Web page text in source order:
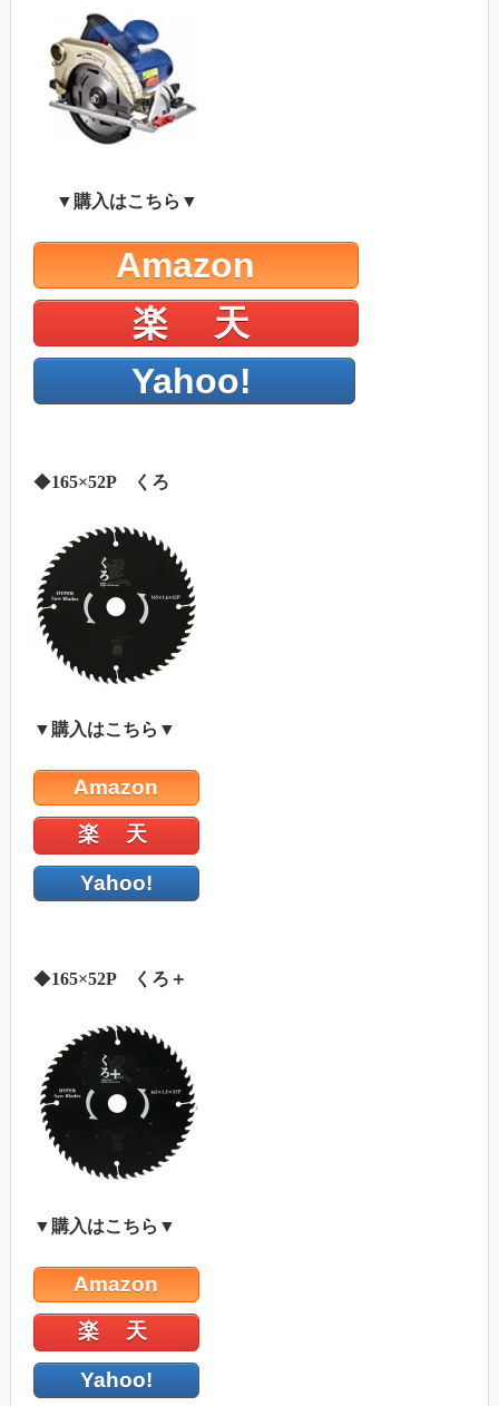
▼購入はこちら▼
Amazon
楽 天
Yahoo!
◆165×52P くろ
▼購入はこちら▼
Amazon
楽 天
Yahoo!
◆165×52P くろ＋
▼購入はこちら▼
Amazon
楽 天
Yahoo!